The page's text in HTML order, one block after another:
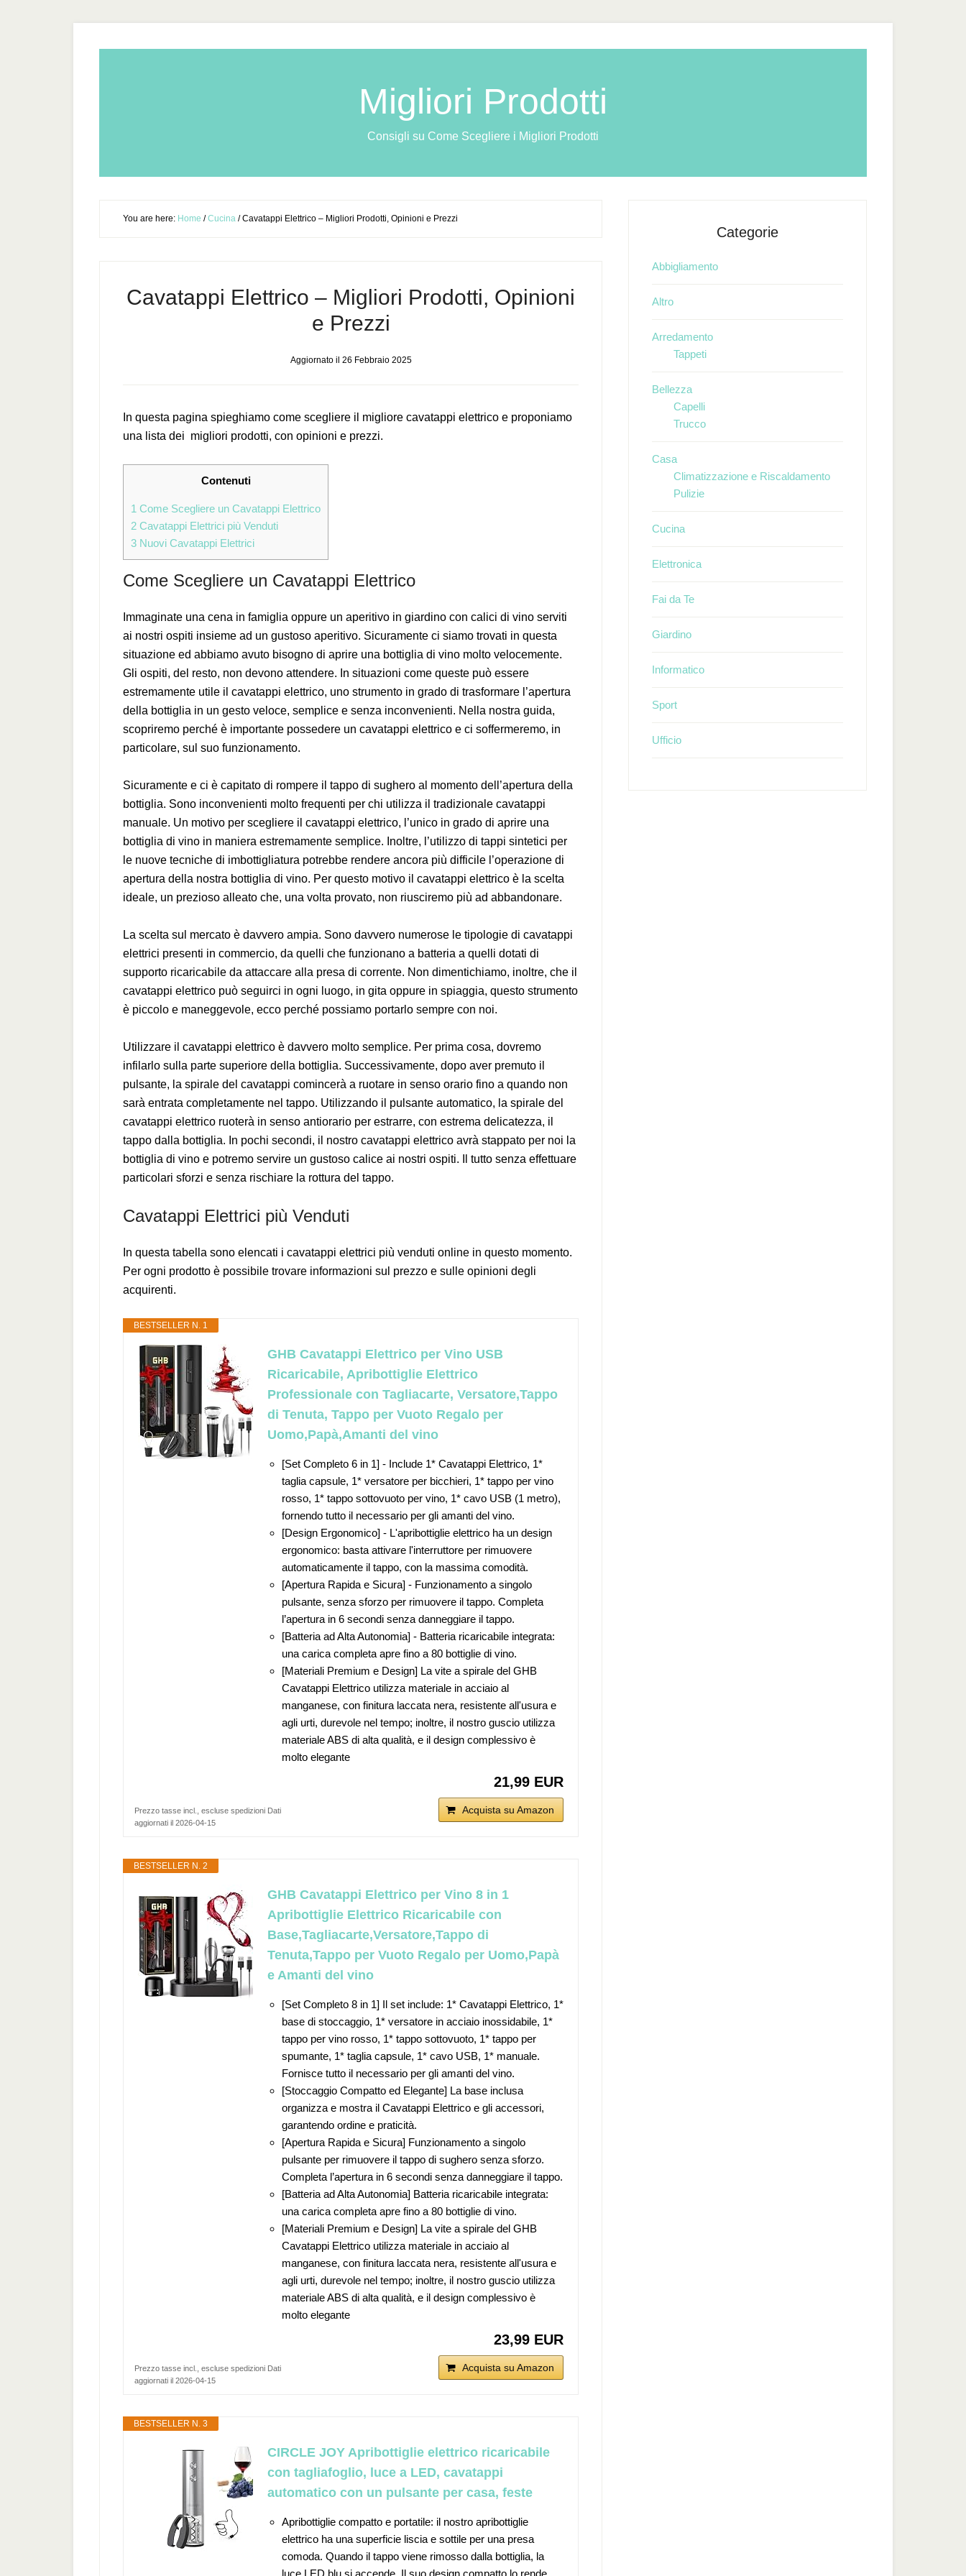
Migliori Prodotti
Consigli su Come Scegliere i Migliori Prodotti
You are here: Home / Cucina /Cavatappi Elettrico – Migliori Prodotti, Opinioni e Prezzi
Cavatappi Elettrico – Migliori Prodotti, Opinioni
e Prezzi
Aggiornato il 26 Febbraio 2025
In questa pagina spieghiamo come scegliere il migliore cavatappi elettrico e proponiamo
una lista dei migliori prodotti, con opinioni e prezzi.
Contenuti
1 Come Scegliere un Cavatappi Elettrico
2 Cavatappi Elettrici più Venduti
3 Nuovi Cavatappi Elettrici
Come Scegliere un Cavatappi Elettrico
Immaginate una cena in famiglia oppure un aperitivo in giardino con calici di vino serviti
ai nostri ospiti insieme ad un gustoso aperitivo. Sicuramente ci siamo trovati in questa
situazione ed abbiamo avuto bisogno di aprire una bottiglia di vino molto velocemente.
Gli ospiti, del resto, non devono attendere. In situazioni come queste può essere
estremamente utile il cavatappi elettrico, uno strumento in grado di trasformare l’apertura
della bottiglia in un gesto veloce, semplice e senza inconvenienti. Nella nostra guida,
scopriremo perché è importante possedere un cavatappi elettrico e ci soffermeremo, in
particolare, sul suo funzionamento.
Sicuramente e ci è capitato di rompere il tappo di sughero al momento dell’apertura della
bottiglia. Sono inconvenienti molto frequenti per chi utilizza il tradizionale cavatappi
manuale. Un motivo per scegliere il cavatappi elettrico, l’unico in grado di aprire una
bottiglia di vino in maniera estremamente semplice. Inoltre, l’utilizzo di tappi sintetici per
le nuove tecniche di imbottigliatura potrebbe rendere ancora più difficile l’operazione di
apertura della nostra bottiglia di vino. Per questo motivo il cavatappi elettrico è la scelta
ideale, un prezioso alleato che, una volta provato, non riusciremo più ad abbandonare.
La scelta sul mercato è davvero ampia. Sono davvero numerose le tipologie di cavatappi
elettrici presenti in commercio, da quelli che funzionano a batteria a quelli dotati di
supporto ricaricabile da attaccare alla presa di corrente. Non dimentichiamo, inoltre, che il
cavatappi elettrico può seguirci in ogni luogo, in gita oppure in spiaggia, questo strumento
è piccolo e maneggevole, ecco perché possiamo portarlo sempre con noi.
Utilizzare il cavatappi elettrico è davvero molto semplice. Per prima cosa, dovremo
infilarlo sulla parte superiore della bottiglia. Successivamente, dopo aver premuto il
pulsante, la spirale del cavatappi comincerà a ruotare in senso orario fino a quando non
sarà entrata completamente nel tappo. Utilizzando il pulsante automatico, la spirale del
cavatappi elettrico ruoterà in senso antiorario per estrarre, con estrema delicatezza, il
tappo dalla bottiglia. In pochi secondi, il nostro cavatappi elettrico avrà stappato per noi la
bottiglia di vino e potremo servire un gustoso calice ai nostri ospiti. Il tutto senza effettuare
particolari sforzi e senza rischiare la rottura del tappo.
Cavatappi Elettrici più Venduti
In questa tabella sono elencati i cavatappi elettrici più venduti online in questo momento.
Per ogni prodotto è possibile trovare informazioni sul prezzo e sulle opinioni degli
acquirenti.
BESTSELLER N. 1
GHB Cavatappi Elettrico per Vino USB
Ricaricabile, Apribottiglie Elettrico
Professionale con Tagliacarte, Versatore,Tappo
di Tenuta, Tappo per Vuoto Regalo per
Uomo,Papà,Amanti del vino
[Set Completo 6 in 1] - Include 1* Cavatappi Elettrico, 1*
taglia capsule, 1* versatore per bicchieri, 1* tappo per vino
rosso, 1* tappo sottovuoto per vino, 1* cavo USB (1 metro),
fornendo tutto il necessario per gli amanti del vino.
[Design Ergonomico] - L'apribottiglie elettrico ha un design
ergonomico: basta attivare l'interruttore per rimuovere
automaticamente il tappo, con la massima comodità.
[Apertura Rapida e Sicura] - Funzionamento a singolo
pulsante, senza sforzo per rimuovere il tappo. Completa
l’apertura in 6 secondi senza danneggiare il tappo.
[Batteria ad Alta Autonomia] - Batteria ricaricabile integrata:
una carica completa apre fino a 80 bottiglie di vino.
[Materiali Premium e Design] La vite a spirale del GHB
Cavatappi Elettrico utilizza materiale in acciaio al
manganese, con finitura laccata nera, resistente all'usura e
agli urti, durevole nel tempo; inoltre, il nostro guscio utilizza
materiale ABS di alta qualità, e il design complessivo è
molto elegante
21,99 EUR
Acquista su Amazon
Prezzo tasse incl., escluse spedizioni Dati
aggiornati il 2026-04-15
BESTSELLER N. 2
GHB Cavatappi Elettrico per Vino 8 in 1
Apribottiglie Elettrico Ricaricabile con
Base,Tagliacarte,Versatore,Tappo di
Tenuta,Tappo per Vuoto Regalo per Uomo,Papà
e Amanti del vino
[Set Completo 8 in 1] Il set include: 1* Cavatappi Elettrico, 1*
base di stoccaggio, 1* versatore in acciaio inossidabile, 1*
tappo per vino rosso, 1* tappo sottovuoto, 1* tappo per
spumante, 1* taglia capsule, 1* cavo USB, 1* manuale.
Fornisce tutto il necessario per gli amanti del vino.
[Stoccaggio Compatto ed Elegante] ​La base inclusa
organizza e mostra il ​Cavatappi Elettrico​ e gli accessori,
garantendo ordine e praticità.
[Apertura Rapida e Sicura] Funzionamento a singolo
pulsante per rimuovere il tappo di sughero senza sforzo.
Completa l’apertura in 6 secondi senza danneggiare il tappo.
[Batteria ad Alta Autonomia] ​Batteria ricaricabile integrata:
una carica completa apre fino a 80 bottiglie di vino.
[Materiali Premium e Design] La vite a spirale del GHB
Cavatappi Elettrico utilizza materiale in acciaio al
manganese, con finitura laccata nera, resistente all'usura e
agli urti, durevole nel tempo; inoltre, il nostro guscio utilizza
materiale ABS di alta qualità, e il design complessivo è
molto elegante
23,99 EUR
Acquista su Amazon
Prezzo tasse incl., escluse spedizioni Dati
aggiornati il 2026-04-15
BESTSELLER N. 3
CIRCLE JOY Apribottiglie elettrico ricaricabile
con tagliafoglio, luce a LED, cavatappi
automatico con un pulsante per casa, feste
Apribottiglie compatto e portatile: il nostro apribottiglie
elettrico ha una superficie liscia e sottile per una presa
comoda. Quando il tappo viene rimosso dalla bottiglia, la
Categorie
Abbigliamento
Altro
Arredamento
Tappeti
Bellezza
Capelli
Trucco
Casa
Climatizzazione e Riscaldamento
Pulizie
Cucina
Elettronica
Fai da Te
Giardino
Informatico
Sport
Ufficio